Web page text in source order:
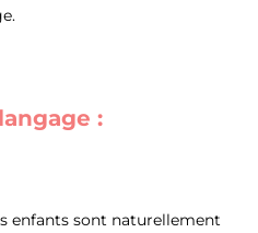
:
enfants sont naturellement